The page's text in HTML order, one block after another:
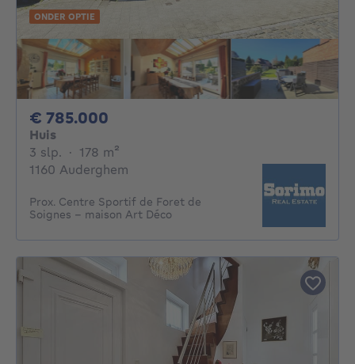
ONDER OPTIE
€ 785.000
Huis
3 slp. 3 slaapkamers
· 178 m²
1160 Auderghem
Prox. Centre Sportif de Foret de
Soignes - maison Art Déco